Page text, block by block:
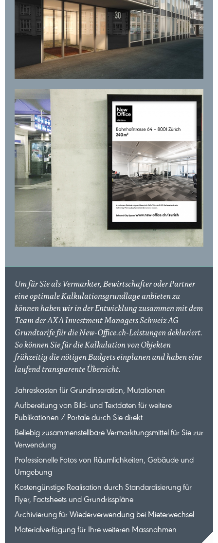
Um für Sie als Vermarkter, Bewirtschafter oder Partner
eine optimale Kalkulationsgrundlage anbieten zu
können haben wir in der Entwicklung zusammen mit dem
Team der AXA Investment Managers Schweiz AG
Grundtarife für die New-Office.ch-Leistungen deklariert.
So können Sie für die Kalkulation von Objekten
frühzeitig die nötigen Budgets einplanen und haben eine
laufend transparente Übersicht.
Jahreskosten für Grundinseration, Mutationen
Aufbereitung von Bild- und Textdaten für weitere
Publikationen / Portale durch Sie direkt
Beliebig zusammenstellbare Vermarktungsmittel für Sie zur
Verwendung
Professionelle Fotos von Räumlichkeiten, Gebäude und
Umgebung
Kostengünstige Realisation durch Standardisierung für
Flyer, Factsheets und Grundrisspläne
Archivierung für Wiederverwendung bei Mieterwechsel
Materialverfügung für Ihre weiteren Massnahmen